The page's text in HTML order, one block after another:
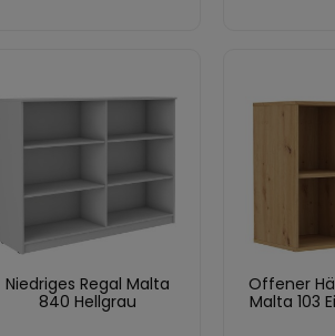
Niedriges Regal Malta
840 Hellgrau
Offener
Malta 103